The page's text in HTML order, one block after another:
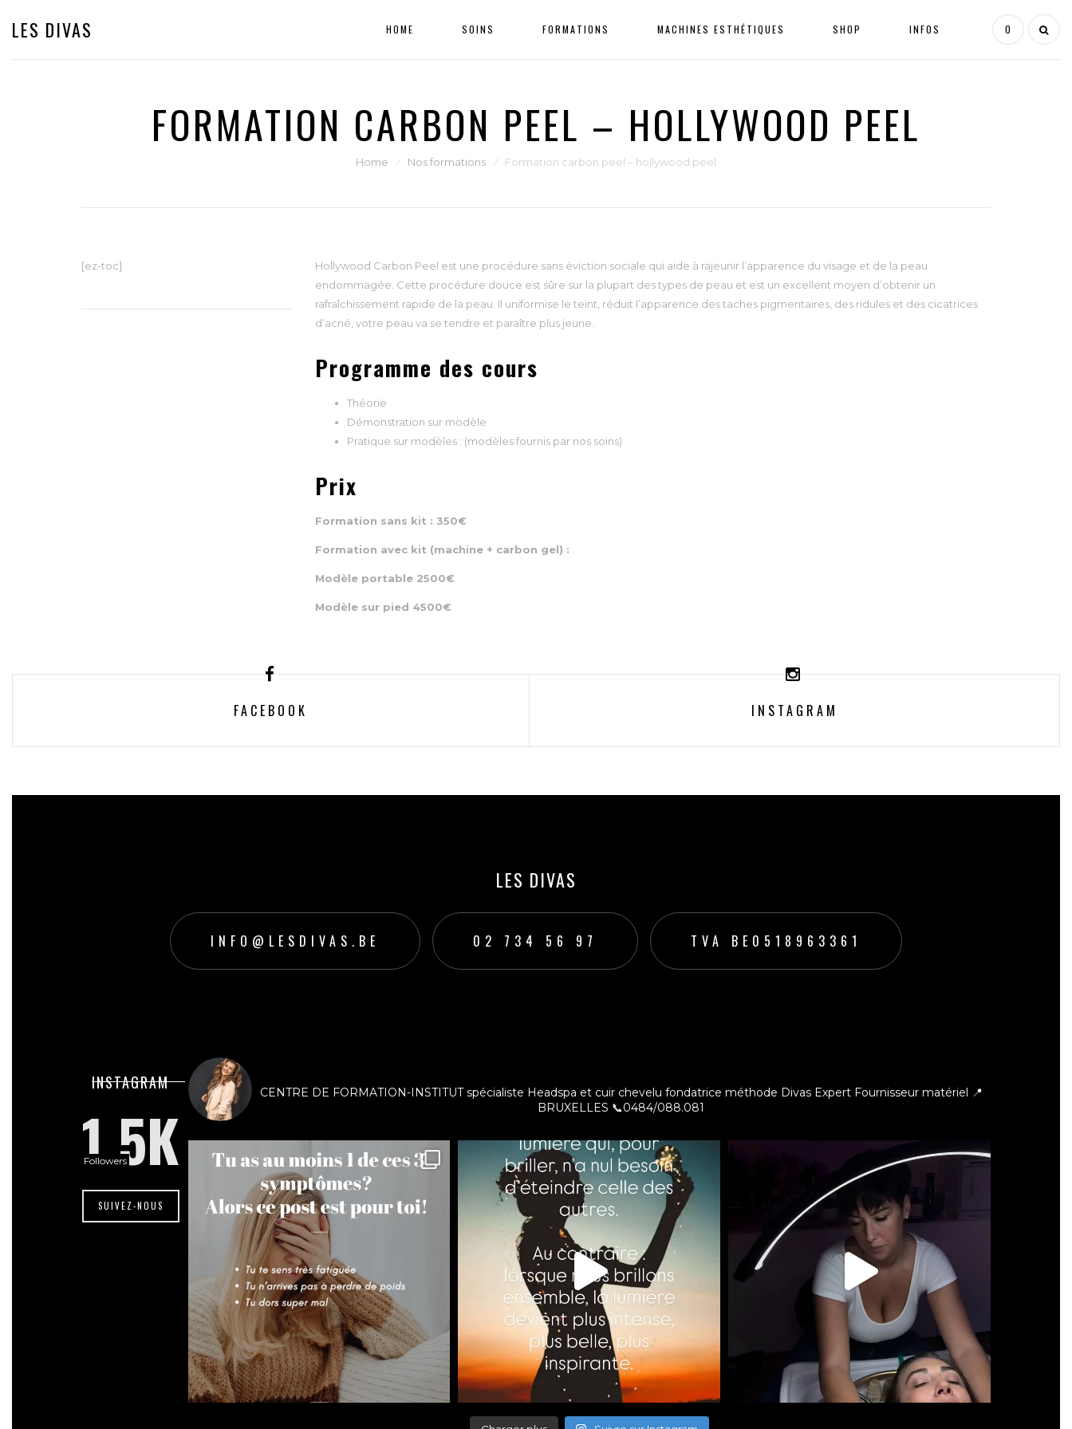
LES DIVAS HOME SOINS FORMATIONS MACHINES ESTHÉTIQUES SHOP INFOS 0
FORMATION CARBON PEEL – HOLLYWOOD PEEL
Home ⁄ Nos formations ⁄ Formation carbon peel – hollywood peel
Hollywood Carbon Peel est une procédure sans éviction sociale qui aide à rajeunir l’apparence du visage et de la peau
endommagée. Cette procédure douce est sûre sur la plupart des types de peau et est un excellent moyen d’obtenir un
rafraîchissement rapide de la peau. Il uniformise le teint, réduit l’apparence des taches pigmentaires, des ridules et des cicatrices
d’acné, votre peau va se tendre et paraître plus jeune.
Programme des cours
Théorie
Démonstration sur modèle
Pratique sur modèles : (modèles fournis par nos soins)
Prix
Formation sans kit : 350€
Formation avec kit (machine + carbon gel) :
Modèle portable 2500€
Modèle sur pied 4500€
[ez-toc]
FACEBOOK INSTAGRAM
LES DIVAS
INFO@LESDIVAS.BE 02 734 56 97 TVA BE0518963361
INSTAGRAM
1.5K
Followers
SUIVEZ-NOUS
CENTRE DE FORMATION-INSTITUT spécialiste Headspa et cuir chevelu fondatrice méthode Divas ExpertFournisseur matériel 📍
BRUXELLES 📞0484/088.081